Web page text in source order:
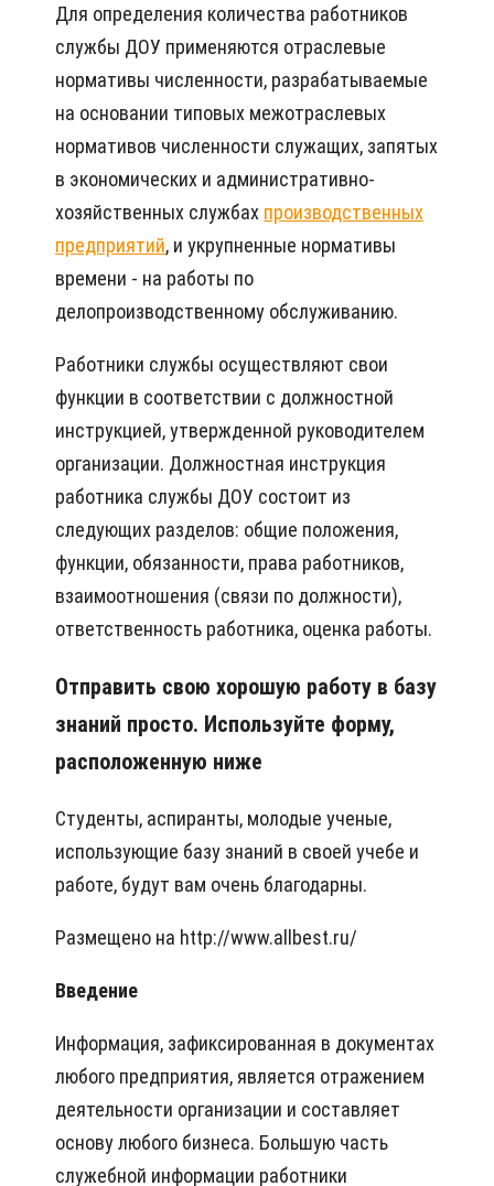
Для определения количества работников
службы ДОУ применяются отраслевые
нормативы численности, разрабатываемые
на основании типовых межотраслевых
нормативов численности служащих, запятых
в экономических и административно-
хозяйственных службах производственных
предприятий, и укрупненные нормативы
времени - на работы по
делопроизводственному обслуживанию.
Работники службы осуществляют свои
функции в соответствии с должностной
инструкцией, утвержденной руководителем
организации. Должностная инструкция
работника службы ДОУ состоит из
следующих разделов: общие положения,
функции, обязанности, права работников,
взаимоотношения (связи по должности),
ответственность работника, оценка работы.
Отправить свою хорошую работу в базу
знаний просто. Используйте форму,
расположенную ниже
Студенты, аспиранты, молодые ученые,
использующие базу знаний в своей учебе и
работе, будут вам очень благодарны.
Размещено на http://www.allbest.ru/
Введение
Информация, зафиксированная в документах
любого предприятия, является отражением
деятельности организации и составляет
основу любого бизнеса. Большую часть
служебной информации работники